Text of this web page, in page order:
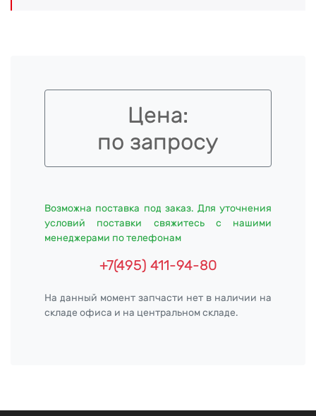
Цена:
по запросу
Возможна поставка под заказ. Для уточнения
условий поставки свяжитесь с нашими
менеджерами по телефонам
+7(495) 411-94-80
На данный момент запчасти нет в наличии на
складе офиса и на центральном складе.